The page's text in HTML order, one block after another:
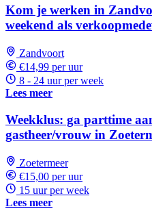
Kom je werken in
weekend als
Zandvoort
€14,99 per uur
8 - 24 uur per week
Lees meer
Weekklus: ga parttime
gastheer/vrouw in
Zoetermeer
€15,00 per uur
15 uur per week
Lees meer